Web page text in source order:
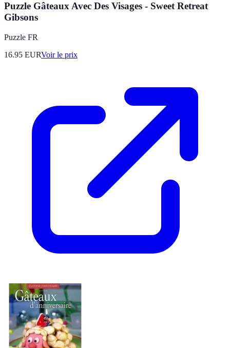
Puzzle Gâteaux Avec Des Visages - Sweet Retreat
Gibsons
Puzzle FR
16.95 EURVoir le prix